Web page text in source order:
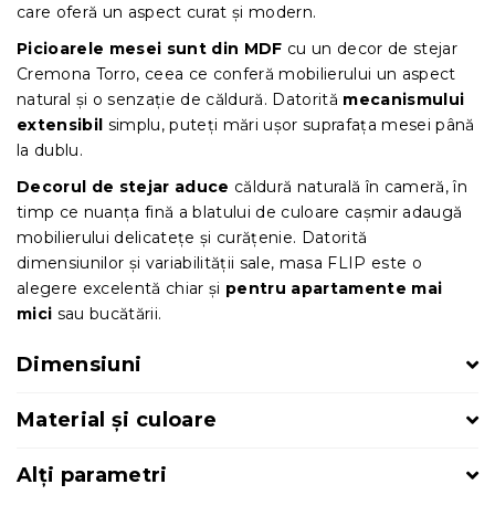
care oferă un aspect curat și modern.
Picioarele mesei sunt din MDF cu un decor de stejar
Cremona Torro, ceea ce conferă mobilierului un aspect
natural și o senzație de căldură. Datorită mecanismului
extensibil simplu, puteți mări ușor suprafața mesei până
la dublu.
Decorul de stejar aduce căldură naturală în cameră, în
timp ce nuanța fină a blatului de culoare cașmir adaugă
mobilierului delicatețe și curățenie. Datorită
dimensiunilor și variabilității sale, masa FLIP este o
alegere excelentă chiar și pentru apartamente mai
mici sau bucătării.
Dimensiuni
Material și culoare
Alți parametri